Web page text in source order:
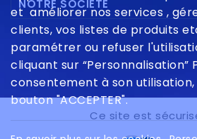
et améliorer nos services ,
clients, vos listes de produits
paramétrer ou refuser
cliquant sur “Personnalisation”
consentement à son
bouton "ACCEPTER".
NOTRE SOCIÉTÉ
Ce site est